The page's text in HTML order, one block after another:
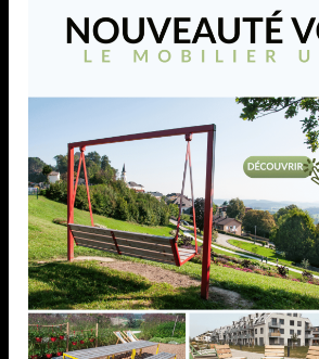
HBS 110
Portique fixe avec câble de tension,
versions réglables